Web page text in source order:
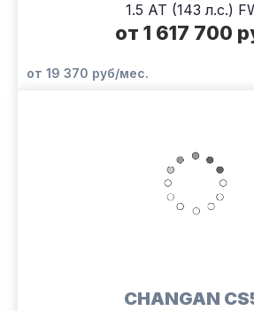
1.5 AT (143 л.с.)
от 1 617 700
от 19 370 руб/мес.
CHANGAN